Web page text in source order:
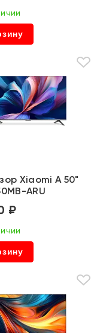
Xiaomi A 50"
ARU
₽